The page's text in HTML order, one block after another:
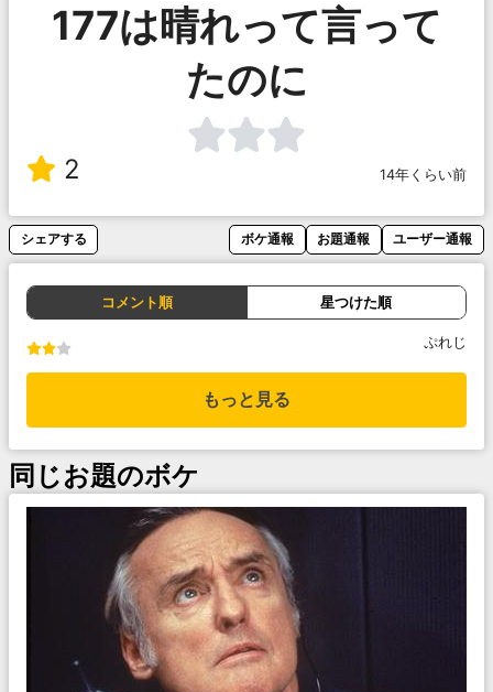
177は晴れって言って
たのに
2 14年くらい前
シェアする ボケ通報 お題通報 ユーザー通報
コメント順 星つけた順
ぷれじ
もっと見る
同じお題のボケ